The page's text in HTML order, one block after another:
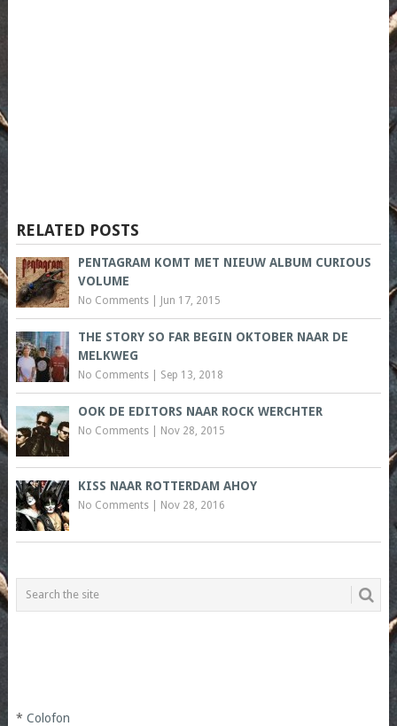
RELATED POSTS
PENTAGRAM KOMT MET NIEUW ALBUM CURIOUS
VOLUME
No Comments| Jun 17, 2015
THE STORY SO FAR BEGIN OKTOBER NAAR DE
MELKWEG
No Comments| Sep 13, 2018
OOK DE EDITORS NAAR ROCK WERCHTER
No Comments| Nov 28, 2015
KISS NAAR ROTTERDAM AHOY
No Comments| Nov 28, 2016
* Colofon